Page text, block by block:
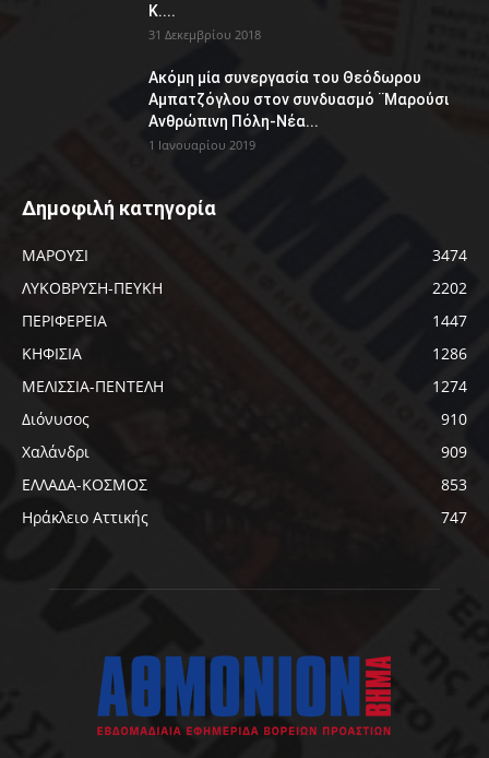
Κ....
31 Δεκεμβρίου 2018
Ακόμη μία συνεργασία του Θεόδωρου
Αμπατζόγλου στον συνδυασμό ¨Μαρούσι
Ανθρώπινη Πόλη-Νέα...
1 Ιανουαρίου 2019
Δημοφιλή κατηγορία
ΜΑΡΟΥΣΙ
3474
ΛΥΚΟΒΡΥΣΗ-ΠΕΥΚΗ
2202
ΠΕΡΙΦΕΡΕΙΑ
1447
ΚΗΦΙΣΙΑ
1286
ΜΕΛΙΣΣΙΑ-ΠΕΝΤΕΛΗ
1274
Διόνυσος
910
Χαλάνδρι
909
ΕΛΛΑΔΑ-ΚΟΣΜΟΣ
853
Ηράκλειο Αττικής
747